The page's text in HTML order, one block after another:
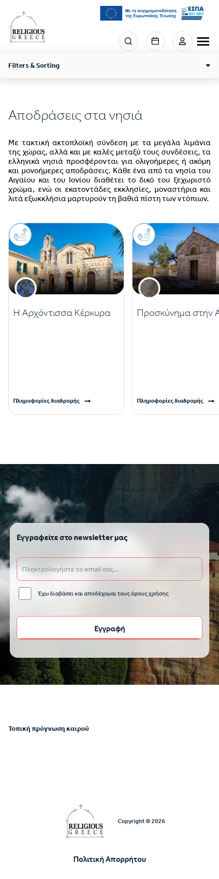
προς
κυρίως
περιεχόμενο
Menu
section
Filters & Sorting
Αποδράσεις στα νησιά
Με τακτική ακτοπλοϊκή σύνδεση με τα μεγάλα λιμάνια
της χώρας, αλλά και με καλές μεταξύ τους συνδέσεις, τα
ελληνικά νησιά προσφέρονται για ολιγοήμερες ή ακόμη
και μονοήμερες αποδράσεις. Κάθε ένα από τα νησία του
Αιγαίου και του Ιονίου διαθέτει το δικό του ξεχωριστό
χρώμα, ενώ οι εκατοντάδες εκκλησίες, μοναστήρια και
λιτά εξωκκλήσια μαρτυρούν τη βαθιά πίστη των ντόπιων.
Η Αρχόντισσα Κέρκυρα
Πληροφορίες διαδρομής
Προσκύνημα στην
Πληροφορίες διαδρομής
Εγγραφείτε στο newsletter μας
Έχω διαβάσει και αποδέχομαι τους όρους χρήσης
Τοπική πρόγνωση καιρού
Copyright © 2026
Υποσέλιδο
Πολιτική Απορρήτου